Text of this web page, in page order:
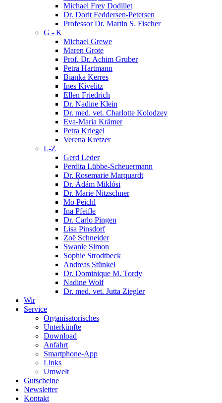
Michael Frey Dodillet
Dr. Dorit Feddersen-Petersen
Professor Dr. Martin S. Fischer
G - K
Michael Grewe
Maren Grote
Prof. Dr. Achim Gruber
Petra Hartmann
Bianka Kerres
Ines Kivelitz
Ellen Friedrich
Dr. Nadine Klein
Dr. med. vet. Charlotte Kolodzey
Eva-Maria Krämer
Petra Kriegel
Verena Kretzer
L-Z
Gerd Leder
Perdita Lübbe-Scheuermann
Dr. Rosemarie Marquardt
Dr. Ádám Miklósi
Dr. Marie Nitzschner
Mo Peichl
Ina Pfeifle
Dr. Carlo Pingen
Lisa Pinsdorf
Zoë Schneider
Swanie Simon
Sophie Strodtbeck
Andreas Stünkel
Dr. Dominique M. Tordy
Nadine Wolf
Dr. med. vet. Jutta Ziegler
Wir
Service
Organisatorisches
Unterkünfte
Download
Anfahrt
Smartphone-App
Links
Umwelt
Gutscheine
Newsletter
Kontakt